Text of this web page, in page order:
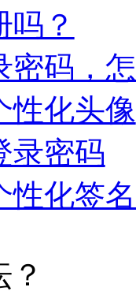
吗？
密码，
性化头像
录密码
性化签